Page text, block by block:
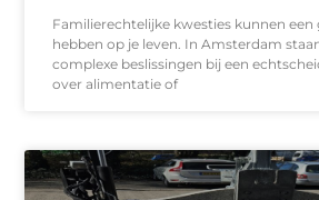
Familierechtelijke kwesties kunnen
hebben op je leven. In Amsterdam
complexe beslissingen bij een
over alimentatie of